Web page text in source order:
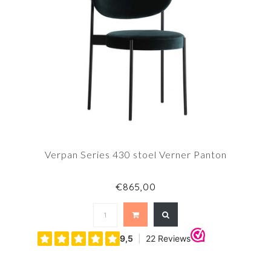
Verpan Series 430 stoel Verner Panton
€865,00